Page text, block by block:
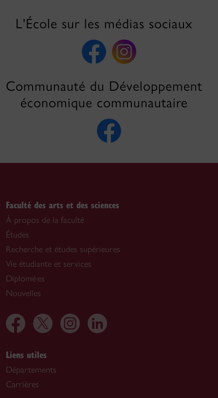
L'École sur les médias sociaux
Communauté du Développement
économique communautaire
Faculté des arts et des sciences
À propos de la faculté
Études
Recherche et études supérieures
Vie étudiante et services
Diplomé·es
Nouvelles
Liens utiles
Départements
Carrières